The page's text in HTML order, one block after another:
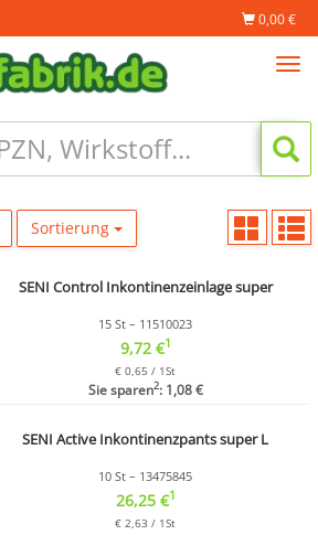
0,00 €
Sortierung
SENI Control Inkontinenzeinlage super
15 St – 11510023
9,72 €1
€ 0,65 / 1St
Sie sparen2: 1,08 €
SENI Active Inkontinenzpants super L
10 St – 13475845
26,25 €1
€ 2,63 / 1St